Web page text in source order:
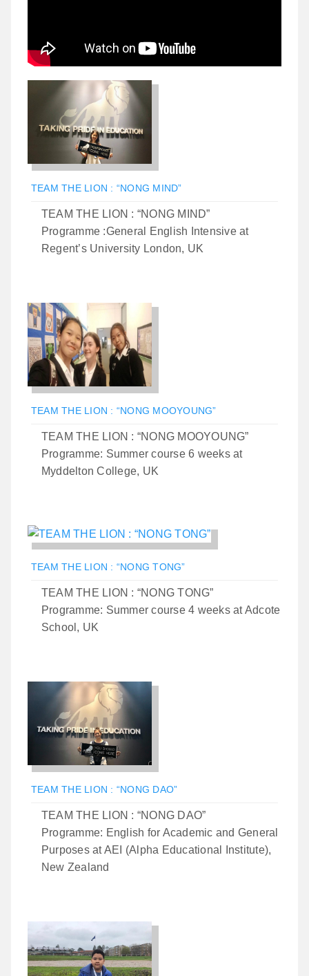
TEAM THE LION : “NONG MIND”
TEAM THE LION : “NONG MIND”
Programme :General English Intensive at
Regent’s University London, UK
TEAM THE LION : “NONG MOOYOUNG”
TEAM THE LION : “NONG MOOYOUNG”
Programme: Summer course 6 weeks at
Myddelton College, UK
TEAM THE LION : “NONG TONG”
TEAM THE LION : “NONG TONG”
Programme: Summer course 4 weeks at Adcote
School, UK
TEAM THE LION : “NONG DAO”
TEAM THE LION : “NONG DAO”
Programme: English for Academic and General
Purposes at AEI (Alpha Educational Institute),
New Zealand